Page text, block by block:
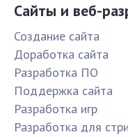
Сайты и веб-
Создание сайта
Доработка сайта
Разработка ПО
Поддержка сайта
Разработка игр
Разработка для